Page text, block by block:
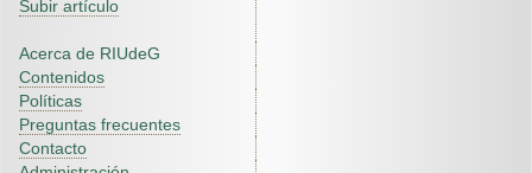
Subir artículo
Acerca de RIUdeG
Contenidos
Políticas
Preguntas frecuentes
Contacto